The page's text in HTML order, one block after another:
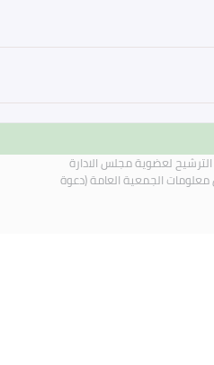
لعضوية مجلس الادارة
معلومات الجمعية العامة (دعوة